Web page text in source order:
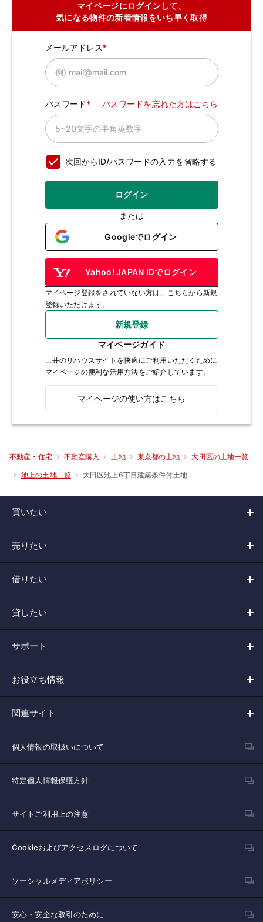
マイページにログインして、
気になる物件の新着情報をいち早く取得
メールアドレス
パスワード パスワードを忘れた方はこちら
次回からID/パスワードの入力を省略する
ログイン
または
Googleでログイン
Yahoo! JAPAN IDでログイン
マイページ登録をされていない方は、こちらから新規
登録いただけます。
新規登録
マイページガイド
三井のリハウスサイトを快適にご利用いただくために
マイページの便利な活用方法をご紹介しています。
マイページの使い方はこちら
不動産・住宅 不動産購入 土地 東京都の土地 大田区の土地一覧
池上の土地一覧 大田区池上6丁目建築条件付土地
買いたい
売りたい
借りたい
貸したい
サポート
お役立ち情報
関連サイト
個人情報の取扱いについて
特定個人情報保護方針
サイトご利用上の注意
Cookieおよびアクセスログについて
ソーシャルメディアポリシー
安心・安全な取引のために